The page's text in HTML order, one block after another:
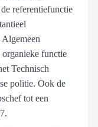
referentiefunctie
functie
Technisch
politie. Ook de
tot een